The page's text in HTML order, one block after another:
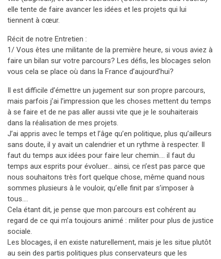
elle tente de faire avancer les idées et les projets qui lui
tiennent à cœur.
Récit de notre Entretien :
1/ Vous êtes une militante de la première heure, si vous aviez à
faire un bilan sur votre parcours? Les défis, les blocages selon
vous cela se place où dans la France d’aujourd’hui?
Il est difficile d’émettre un jugement sur son propre parcours,
mais parfois j’ai l’impression que les choses mettent du temps
à se faire et de ne pas aller aussi vite que je le souhaiterais
dans la réalisation de mes projets.
J’ai appris avec le temps et l’âge qu’en politique, plus qu’ailleurs
sans doute, il y avait un calendrier et un rythme à respecter. Il
faut du temps aux idées pour faire leur chemin…. il faut du
temps aux esprits pour évoluer… ainsi, ce n’est pas parce que
nous souhaitons très fort quelque chose, même quand nous
sommes plusieurs à le vouloir, qu’elle finit par s’imposer à
tous….
Cela étant dit, je pense que mon parcours est cohérent au
regard de ce qui m’a toujours animé : militer pour plus de justice
sociale.
Les blocages, il en existe naturellement, mais je les situe plutôt
au sein des partis politiques plus conservateurs que les